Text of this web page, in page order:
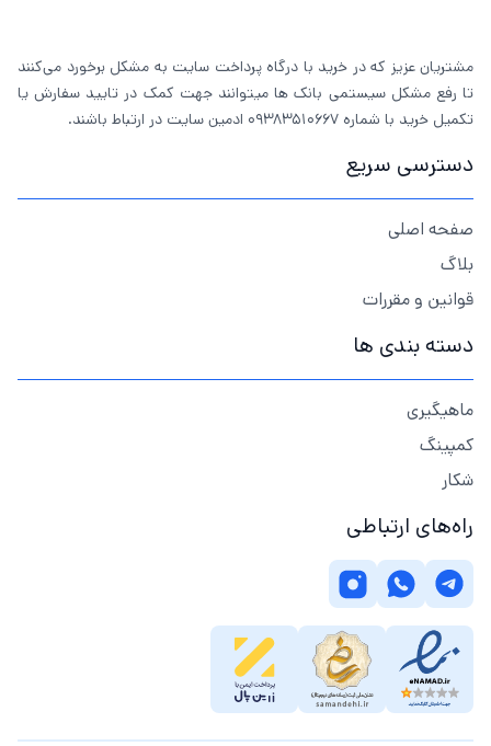
مشتریان عزیز که در خرید با درگاه پرداخت سایت به مشکل برخورد می‌کنند
تا رفع مشکل سیستمی بانک ها میتوانند جهت کمک در تایید سفارش یا
تکمیل خرید با شماره 09383510667 ادمین سایت در ارتباط باشند.
دسترسی سریع
صفحه اصلی
بلاگ
قوانین و مقررات
دسته بندی ها
ماهیگیری
کمپینگ
شکار
راه‌های ارتباطی